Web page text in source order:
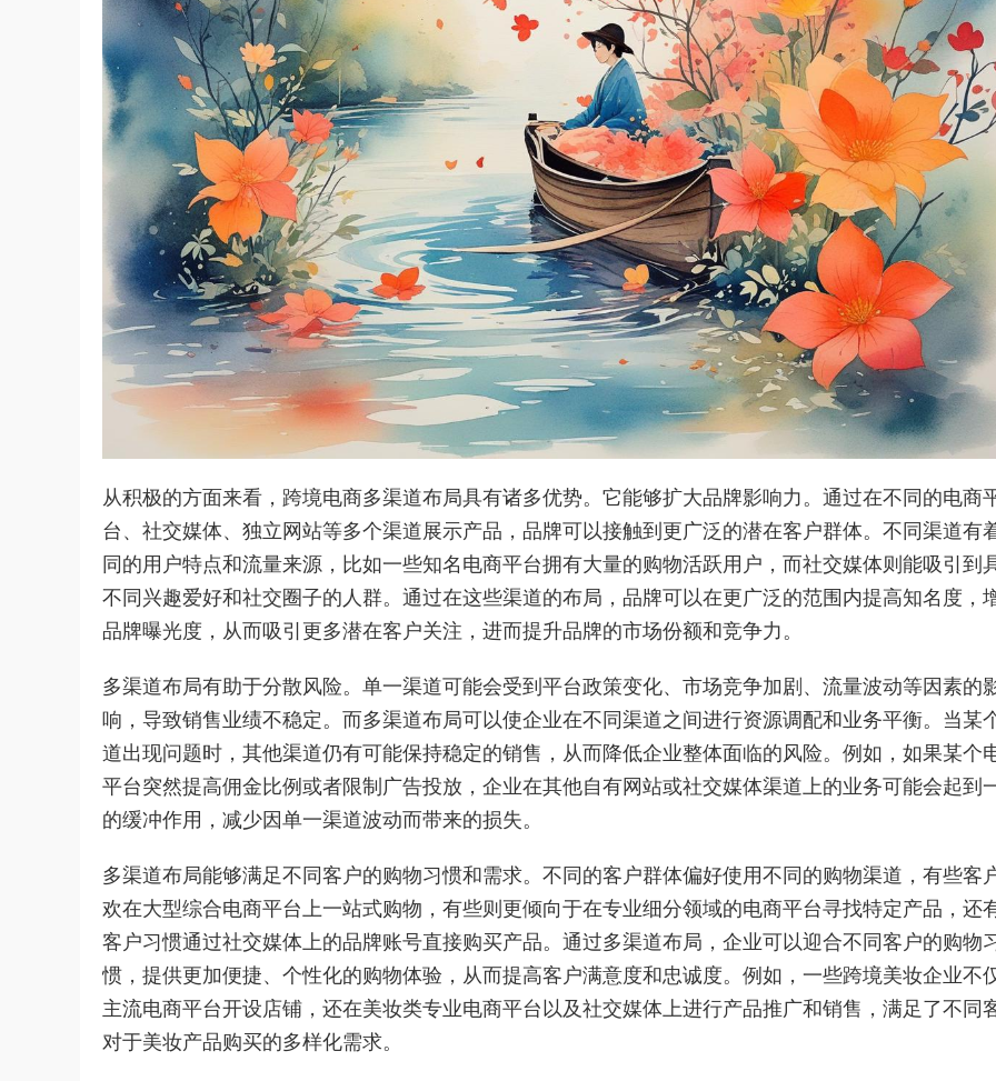
从积极的方面来看，跨境电商多渠道布局具有诸多优势。它能够扩大品牌影响力。通过在不同的电商
台、社交媒体、独立网站等多个渠道展示产品，品牌可以接触到更广泛的潜在客户群体。不同渠道有
同的用户特点和流量来源，比如一些知名电商平台拥有大量的购物活跃用户，而社交媒体则能吸引到
不同兴趣爱好和社交圈子的人群。通过在这些渠道的布局，品牌可以在更广泛的范围内提高知名度，
品牌曝光度，从而吸引更多潜在客户关注，进而提升品牌的市场份额和竞争力。
多渠道布局有助于分散风险。单一渠道可能会受到平台政策变化、市场竞争加剧、流量波动等因素的
响，导致销售业绩不稳定。而多渠道布局可以使企业在不同渠道之间进行资源调配和业务平衡。当某
道出现问题时，其他渠道仍有可能保持稳定的销售，从而降低企业整体面临的风险。例如，如果某个
平台突然提高佣金比例或者限制广告投放，企业在其他自有网站或社交媒体渠道上的业务可能会起到
的缓冲作用，减少因单一渠道波动而带来的损失。
多渠道布局能够满足不同客户的购物习惯和需求。不同的客户群体偏好使用不同的购物渠道，有些客
欢在大型综合电商平台上一站式购物，有些则更倾向于在专业细分领域的电商平台寻找特定产品，还
客户习惯通过社交媒体上的品牌账号直接购买产品。通过多渠道布局，企业可以迎合不同客户的购物
惯，提供更加便捷、个性化的购物体验，从而提高客户满意度和忠诚度。例如，一些跨境美妆企业不
主流电商平台开设店铺，还在美妆类专业电商平台以及社交媒体上进行产品推广和销售，满足了不同
对于美妆产品购买的多样化需求。